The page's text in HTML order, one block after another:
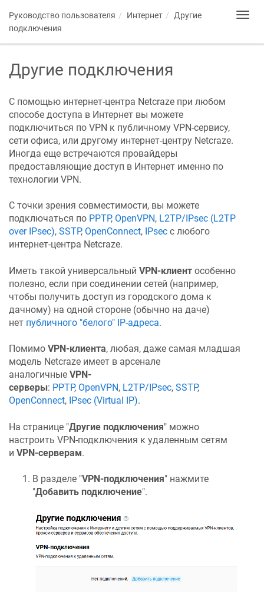
Руководство пользователя Интернет
Другие
подключения
Другие подключения
С помощью интернет-центра Netcraze при любом
способе доступа в Интернет вы можете
подключиться по VPN к публичному VPN-сервису,
сети офиса, или другому интернет-центру Netcraze.
Иногда еще встречаются провайдеры
предоставляющие доступ в Интернет именно по
технологии VPN.
С точки зрения совместимости, вы можете
подключаться по PPTP, OpenVPN, L2TP/IPsec (L2TP
over IPsec), SSTP, OpenConnect, IPsec с любого
интернет-центра Netcraze.
Иметь такой универсальный VPN-клиент особенно
полезно, если при соединении сетей (например,
чтобы получить доступ из городского дома к
дачному) на одной стороне (обычно на даче)
нет публичного "белого" IP-адреса.
Помимо VPN-клиента, любая, даже самая младшая
модель Netcraze имеет в арсенале
аналогичные VPN-
серверы: PPTP, OpenVPN, L2TP/IPsec, SSTP,
OpenConnect, IPsec (Virtual IP).
На странице "Другие подключения" можно
настроить VPN-подключения к удаленным сетям
и VPN-серверам.
В разделе "VPN-подключения" нажмите
"Добавить подключение".